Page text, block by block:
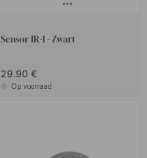
Sensor IR-1 - Zwart
29.90 €
Op voorraad